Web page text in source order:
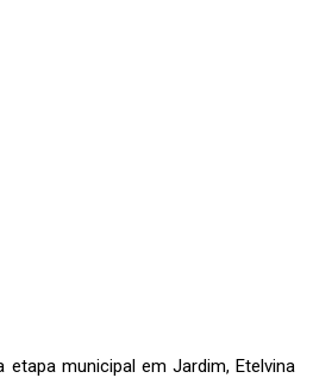
etapa municipal em Jardim, Etelvina